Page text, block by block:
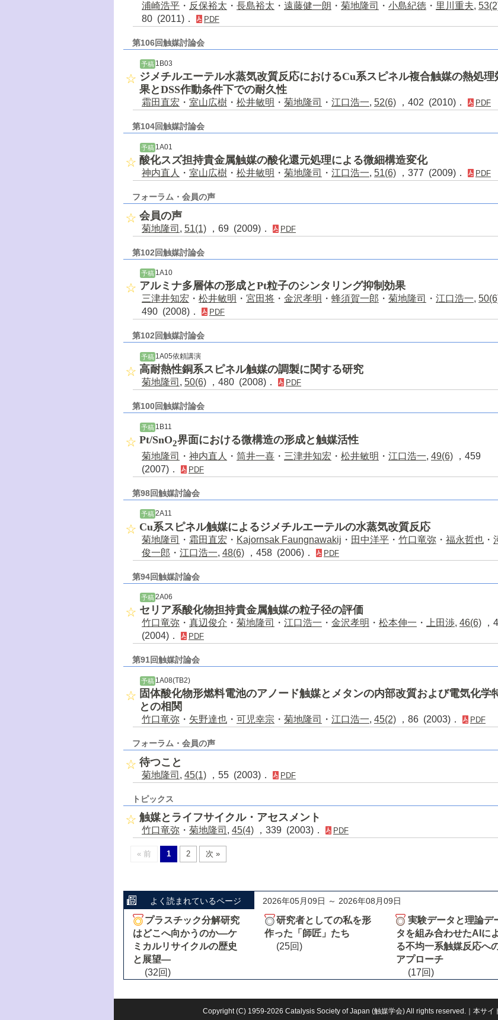
浦崎浩平 ・ 反保裕太 ・ 長島裕太 ・ 遠藤健一朗 ・ 菊地隆司 ・ 小島紀徳 ・ 里川重夫,
80 (2011)．
PDF
第106回触媒討論会
予稿 1B03
ジメチルエーテル水蒸気改質反応におけるCu系スピネル複合触媒の熱処理
果とDSS作動条件下での耐久性
霜田直宏 ・ 室山広樹 ・ 松井敏明 ・ 菊地隆司 ・ 江口浩一, 52(6) ，402 (2010)． PDF
第104回触媒討論会
予稿1A01
酸化スズ担持貴金属触媒の酸化還元処理による微細構造変化
神内直人 ・ 室山広樹 ・ 松井敏明 ・ 菊地隆司 ・ 江口浩一, 51(6) ，377 (2009)． PDF
フォーラム・会員の声
会員の声
菊地隆司 , 51(1) ，69 (2009)． PDF
第102回触媒討論会
予稿 1A10
アルミナ多層体の形成とPt粒子のシンタリング抑制効果
三津井知宏 ・ 松井敏明 ・ 宮田将 ・ 金沢孝明 ・ 蜂須賀一郎 ・ 菊地隆司 ・ 江口浩一,
490 (2008)．
PDF
第102回触媒討論会
予稿 1A05依頼講演
高耐熱性銅系スピネル触媒の調製に関する研究
菊地隆司 , 50(6) ，480 (2008)． PDF
第100回触媒討論会
予稿1B11
Pt/SnO2界面における微構造の形成と触媒活性
菊地隆司 ・ 神内直人 ・ 筒井一喜 ・ 三津井知宏 ・ 松井敏明 ・ 江口浩一, 49(6) ，459
(2007)．
PDF
第98回触媒討論会
予稿 2A11
Cu系スピネル触媒によるジメチルエーテルの水蒸気改質反応
菊地隆司 ・ 霜田直宏 ・ Kajornsak Faungnawakij ・ 田中洋平 ・ 竹口竜弥 ・ 福永哲也 ・
俊一郎 ・ 江口浩一, 48(6) ，458 (2006)． PDF
第94回触媒討論会
予稿 2A06
セリア系酸化物担持貴金属触媒の粒子径の評価
竹口竜弥 ・ 真辺俊介 ・ 菊地隆司 ・ 江口浩一 ・ 金沢孝明 ・ 松本伸一 ・ 上田渉, 46(6) ，
(2004)．
PDF
第91回触媒討論会
予稿 1A08(TB2)
固体酸化物形燃料電池のアノード触媒とメタンの内部改質および電気化学
との相関
竹口竜弥 ・ 矢野達也 ・ 可児幸宗 ・ 菊地隆司 ・ 江口浩一, 45(2) ，86 (2003)． PDF
フォーラム・会員の声
待つこと
菊地隆司 , 45(1) ，55 (2003)． PDF
トピックス
触媒とライフサイクル・アセスメント
竹口竜弥 ・ 菊地隆司 , 45(4) ，339 (2003)． PDF
« 前 1 2 次 »
よく読まれているページ 2026年05月09日 ～ 2026年08月09日
プラスチック分解研究
はどこへ向かうのか―ケ
ミカルリサイクルの歴史
と展望―
(32回)
研究者としての私を形
作った「師匠」たち
(25回)
実験データと理論デ
タを組み合わせたAIによ
る不均一系触媒反応へ
アプローチ
(17回)
Copyright (C) 1959-2026 Catalysis Society of Japan (触媒学会) All rights reserved.｜本サイ